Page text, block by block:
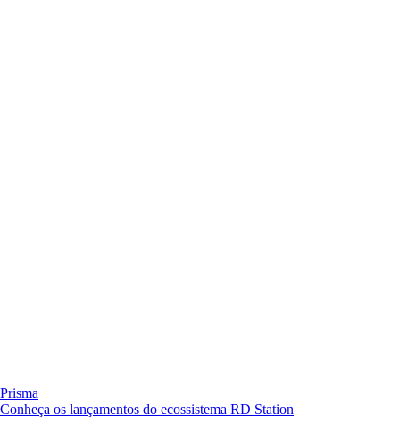
Prisma
Conheça os lançamentos do ecossistema RD Station